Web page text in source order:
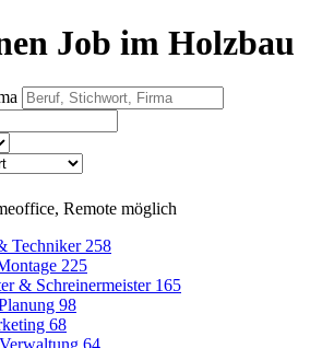
Job im Holzbau
Remote möglich
Techniker 258
225
& Schreinermeister 165
98
68